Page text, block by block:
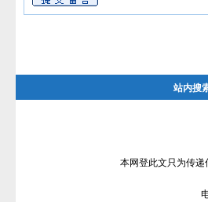
站内搜
本网登此文只为传